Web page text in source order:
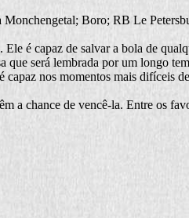
Boro; RB Le
é capaz de salvar a bola de
que será lembrada por um longo
nos momentos mais difíceis
a chance de vencê-la. Entre os